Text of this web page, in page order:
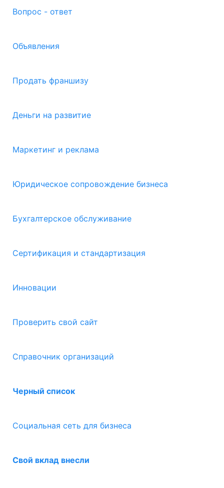
Вопрос - ответ
Объявления
Продать франшизу
Деньги на развитие
Маркетинг и реклама
Юридическое сопровождение бизнеса
Бухгалтерское обслуживание
Сертификация и стандартизация
Инновации
Проверить свой сайт
Справочник организаций
Черный список
Социальная сеть для бизнеса
Свой вклад внесли